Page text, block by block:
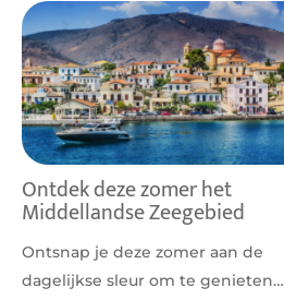
Ontdek deze zomer het
Middellandse Zeegebied
Ontsnap je deze zomer aan de
dagelijkse sleur om te genieten…